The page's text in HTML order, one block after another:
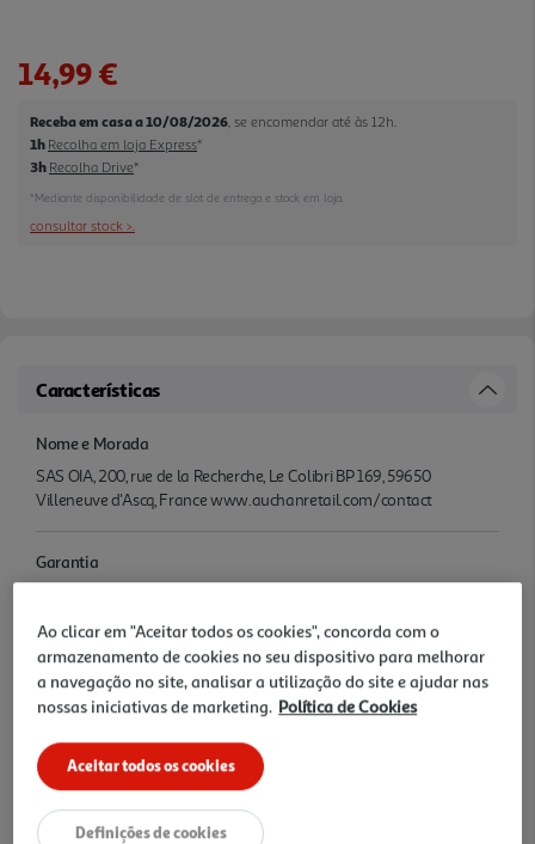
14,99 €
Receba em casa a 10/08/2026, se encomendar até às 12h.
1h Recolha em loja Express*
3h Recolha Drive*
*Mediante disponibilidade de slot de entrega e stock em loja.
consultar stock >.
Características
Nome e Morada
SAS OIA, 200, rue de la Recherche, Le Colibri BP 169, 59650
Villeneuve d'Ascq, France www.auchanretail.com/contact
Garantia
Avaliações
Ao clicar em "Aceitar todos os cookies", concorda com o
armazenamento de cookies no seu dispositivo para melhorar
a navegação no site, analisar a utilização do site e ajudar nas
nossas iniciativas de marketing. Política de Cookies
Aceitar todos os cookies
Definições de cookies